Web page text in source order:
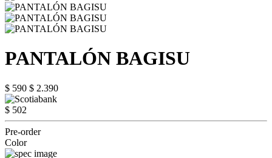
PANTALÓN BAGISU
$ 590 $ 2.390
$ 502
Pre-order
Color